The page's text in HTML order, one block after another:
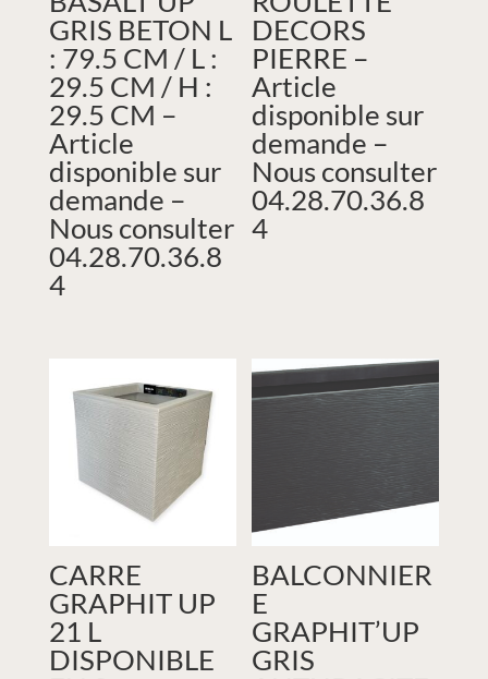
GRIS BETON L
: 79.5 CM / L :
29.5 CM / H :
29.5 CM –
Article
disponible sur
demande –
Nous consulter
04.28.70.36.8
4
DECORS
PIERRE –
Article
disponible sur
demande –
Nous consulter
04.28.70.36.8
4
CARRE
GRAPHIT UP
21 L
DISPONIBLE
BALCONNIER
E
GRAPHIT’UP
GRIS